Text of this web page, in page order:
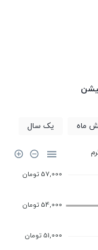
ماه یک سال
57,000 تومان
54,000 تومان
51,000 تومان